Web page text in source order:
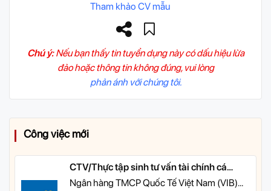
Tham khảo CV mẫu
Chú ý:Nếu bạn thấy tin tuyển dụng này có dấu hiệu lừa
đảo hoặc thông tin không đúng, vui lòng
phản ánh với chúng tôi.
Công việc mới
CTV/Thực tập sinh tư vấn tài chính cá
nhân
Ngân hàng TMCP Quốc Tế Việt Nam (VIB)